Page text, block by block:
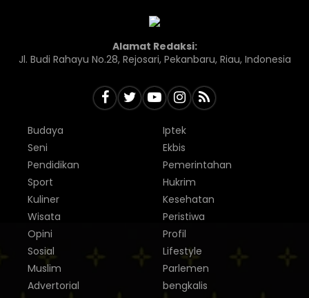
Alamat Redaksi:
Jl. Budi Rahayu No.28, Rejosari, Pekanbaru, Riau, Indonesia
Budaya
Seni
Pendidikan
Sport
Kuliner
Wisata
Iptek
Ekbis
Pemerintahan
Hukrim
Kesehatan
Peristiwa
Opini
Sosial
Muslim
Advertorial
Profil
Lifestyle
Parlemen
bengkalis